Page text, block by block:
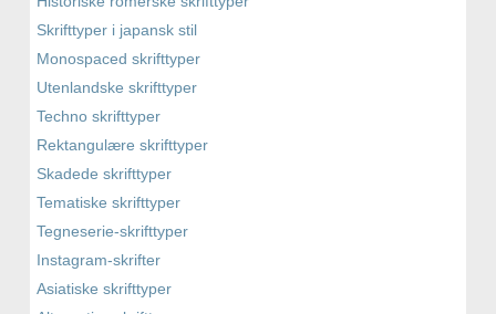
Skrifttyper i japansk stil
Monospaced skrifttyper
Utenlandske skrifttyper
Techno skrifttyper
Rektangulære skrifttyper
Skadede skrifttyper
Tematiske skrifttyper
Tegneserie-skrifttyper
Instagram-skrifter
Asiatiske skrifttyper